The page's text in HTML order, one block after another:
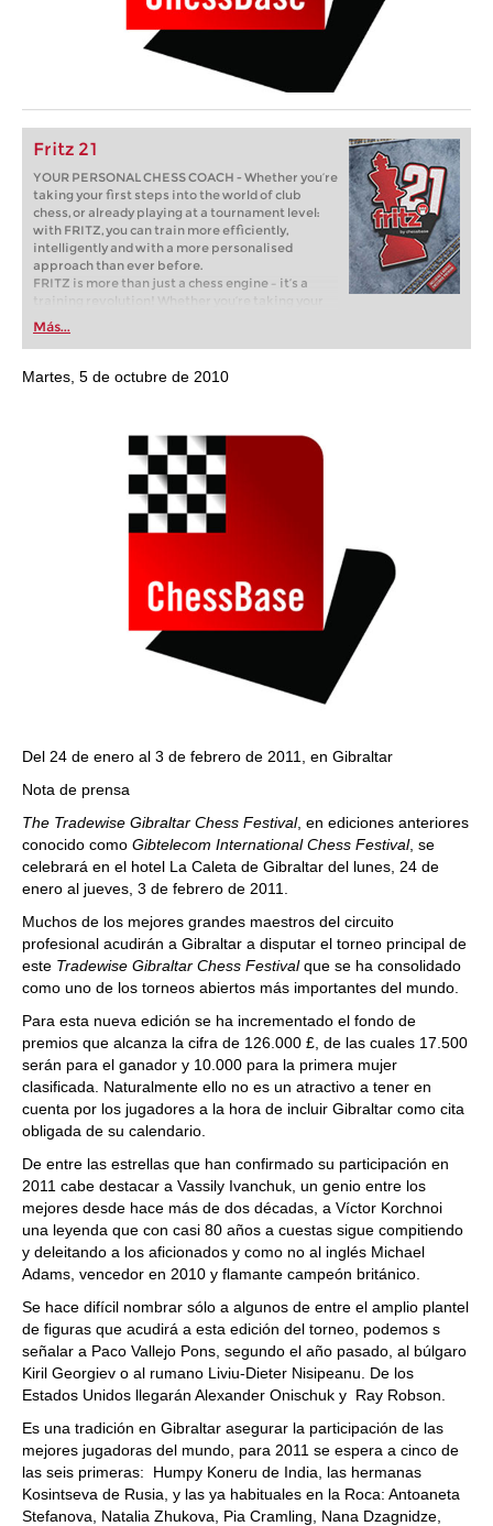
Fritz 21
YOUR PERSONAL CHESS COACH - Whether you’re
taking your first steps into the world of club
chess, or already playing at a tournament level:
with FRITZ, you can train more efficiently,
intelligently and with a more personalised
approach than ever before.
FRITZ is more than just a chess engine – it’s a
training revolution! Whether you’re taking your
first steps into the world of club chess, or already
playing at a tournament level: with FRITZ, you can
train more efficiently, intelligently and with a
more personalised approach than ever before.
Más...
Martes, 5 de octubre de 2010
Del 24 de enero al 3 de febrero de 2011, en Gibraltar
Nota de prensa
The Tradewise Gibraltar Chess Festival, en ediciones anteriores
conocido como Gibtelecom International Chess Festival, se
celebrará en el hotel La Caleta de Gibraltar del lunes, 24 de
enero al jueves, 3 de febrero de 2011.
Muchos de los mejores grandes maestros del circuito
profesional acudirán a Gibraltar a disputar el torneo principal de
este Tradewise Gibraltar Chess Festivalque se ha consolidado
como uno de los torneos abiertos más importantes del mundo.
Para esta nueva edición se ha incrementado el fondo de
premios que alcanza la cifra de 126.000 £, de las cuales 17.500
serán para el ganador y 10.000 para la primera mujer
clasificada. Naturalmente ello no es un atractivo a tener en
cuenta por los jugadores a la hora de incluir Gibraltar como cita
obligada de su calendario.
De entre las estrellas que han confirmado su participación en
2011 cabe destacar a Vassily Ivanchuk, un genio entre los
mejores desde hace más de dos décadas, a Víctor Korchnoi
una leyenda que con casi 80 años a cuestas sigue compitiendo
y deleitando a los aficionados y como no al inglés Michael
Adams, vencedor en 2010 y flamante campeón británico.
Se hace difícil nombrar sólo a algunos de entre el amplio plantel
de figuras que acudirá a esta edición del torneo, podemos s
señalar a Paco Vallejo Pons, segundo el año pasado, al búlgaro
Kiril Georgiev o al rumano Liviu-Dieter Nisipeanu. De los
Estados Unidos llegarán Alexander Onischuk y Ray Robson.
Es una tradición en Gibraltar asegurar la participación de las
mejores jugadoras del mundo, para 2011 se espera a cinco de
las seis primeras: Humpy Koneru de India, las hermanas
Kosintseva de Rusia, y las ya habituales en la Roca: Antoaneta
Stefanova, Natalia Zhukova, Pia Cramling, Nana Dzagnidze,